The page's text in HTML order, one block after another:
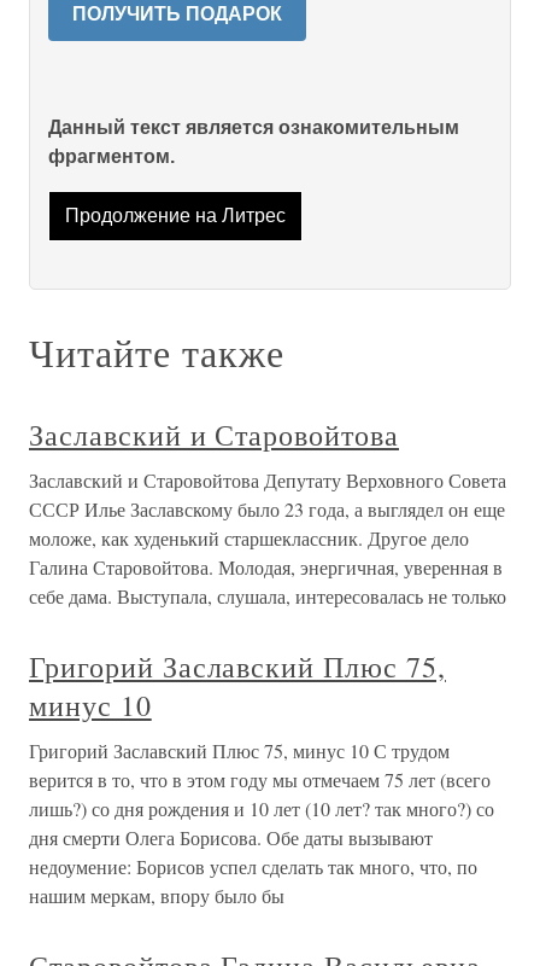
ПОЛУЧИТЬ ПОДАРОК
Данный текст является ознакомительным
фрагментом.
Продолжение на Литрес
Читайте также
Заславский и Старовойтова
Заславский и Старовойтова Депутату Верховного Совета
СССР Илье Заславскому было 23 года, а выглядел он еще
моложе, как худенький старшеклассник. Другое дело
Галина Старовойтова. Молодая, энергичная, уверенная в
себе дама. Выступала, слушала, интересовалась не только
Григорий Заславский Плюс 75,
минус 10
Григорий Заславский Плюс 75, минус 10 С трудом
верится в то, что в этом году мы отмечаем 75 лет (всего
лишь?) со дня рождения и 10 лет (10 лет? так много?) со
дня смерти Олега Борисова. Обе даты вызывают
недоумение: Борисов успел сделать так много, что, по
нашим меркам, впору было бы